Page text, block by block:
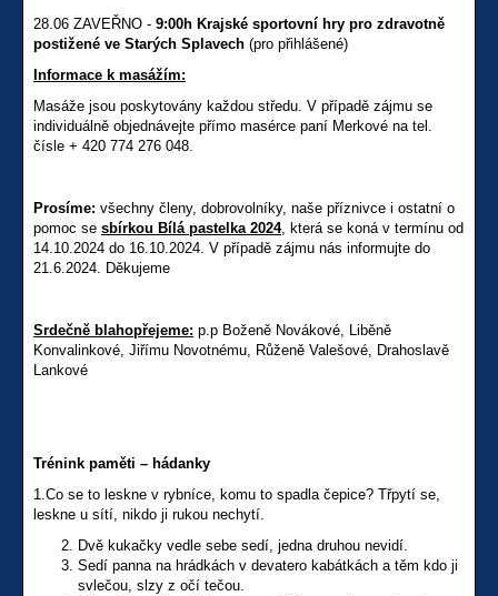
28.06 ZAVEŘNO - 9:00h Krajské sportovní hry pro zdravotně
postižené ve Starých Splavech (pro přihlášené)
Informace k masážím:
Masáže jsou poskytovány každou středu. V případě zájmu se
individuálně objednávejte přímo masérce paní Merkové na tel.
čísle + 420 774 276 048.
Prosíme: všechny členy, dobrovolníky, naše příznivce i ostatní o
pomoc se sbírkou Bílá pastelka 2024, která se koná v termínu od
14.10.2024 do 16.10.2024. V případě zájmu nás informujte do
21.6.2024. Děkujeme
Srdečně blahopřejeme: p.p Boženě Novákové, Liběně
Konvalinkové, Jiřímu Novotnému, Růženě Valešové, Drahoslavě
Lankové
Trénink paměti – hádanky
1.Co se to leskne v rybníce, komu to spadla čepice? Třpytí se,
leskne u sítí, nikdo ji rukou nechytí.
Dvě kukačky vedle sebe sedí, jedna druhou nevidí.
Sedí panna na hrádkách v devatero kabátkách a těm kdo ji
svlečou, slzy z očí tečou.